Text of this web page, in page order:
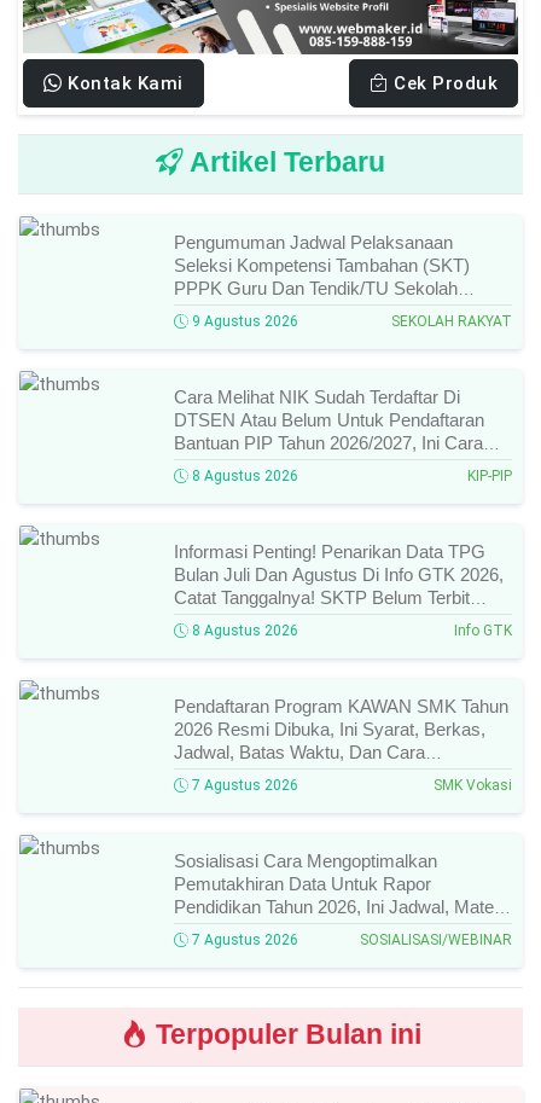
Kontak Kami Cek Produk
Artikel Terbaru
Pengumuman Jadwal Pelaksanaan
Seleksi Kompetensi Tambahan (SKT)
PPPK Guru Dan Tendik/TU Sekolah
Rakyat Di Kemensos Tahun 2026, Ini
Jadwal Dan Ketentuan Lengkapnya!
9 Agustus 2026 SEKOLAH RAKYAT
Cara Melihat NIK Sudah Terdaftar Di
DTSEN Atau Belum Untuk Pendaftaran
Bantuan PIP Tahun 2026/2027, Ini Cara
Cek Dan Syarat Perubahan Desil!
8 Agustus 2026 KIP-PIP
Informasi Penting! Penarikan Data TPG
Bulan Juli Dan Agustus Di Info GTK 2026,
Catat Tanggalnya! SKTP Belum Terbit
Januari–Juni, Ini Prosesnya!
8 Agustus 2026 Info GTK
Pendaftaran Program KAWAN SMK Tahun
2026 Resmi Dibuka, Ini Syarat, Berkas,
Jadwal, Batas Waktu, Dan Cara
Pendaftarannya!
7 Agustus 2026 SMK Vokasi
Sosialisasi Cara Mengoptimalkan
Pemutakhiran Data Untuk Rapor
Pendidikan Tahun 2026, Ini Jadwal, Materi,
Narasumber, Dan Link Mengikutinya!
7 Agustus 2026 SOSIALISASI/WEBINAR
Terpopuler Bulan ini